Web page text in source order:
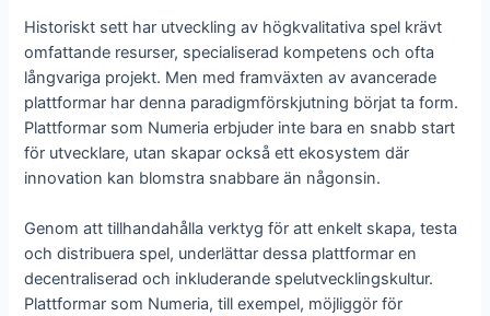
Historiskt sett har utveckling av högkvalitativa spel krävt
omfattande resurser, specialiserad kompetens och ofta
långvariga projekt. Men med framväxten av avancerade
plattformar har denna paradigmförskjutning börjat ta form.
Plattformar som Numeria erbjuder inte bara en snabb start
för utvecklare, utan skapar också ett ekosystem där
innovation kan blomstra snabbare än någonsin.
Genom att tillhandahålla verktyg för att enkelt skapa, testa
och distribuera spel, underlättar dessa plattformar en
decentraliserad och inkluderande spelutvecklingskultur.
Plattformar som Numeria, till exempel, möjliggör för